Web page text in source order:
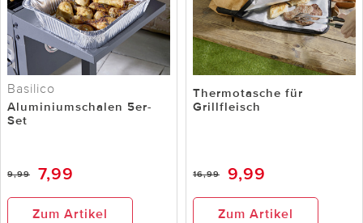
Basilico
Aluminiumschalen 5er-
Set
9,99 7,99
Zum Artikel
Thermotasche für
Grillfleisch
16,99 9,99
Zum Artikel